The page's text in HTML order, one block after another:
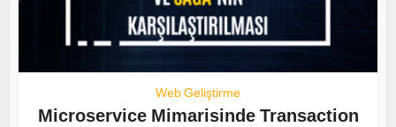
Web Geliştirme
Microservice Mimarisinde Transaction